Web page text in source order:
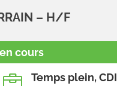
– H/F
cours
 Temps plein, CDI